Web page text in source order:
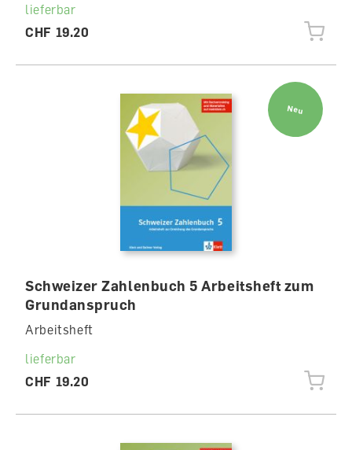
lieferbar
CHF 19.20
Neu
Schweizer Zahlenbuch 5 Arbeitsheft zum
Grundanspruch
Arbeitsheft
lieferbar
CHF 19.20